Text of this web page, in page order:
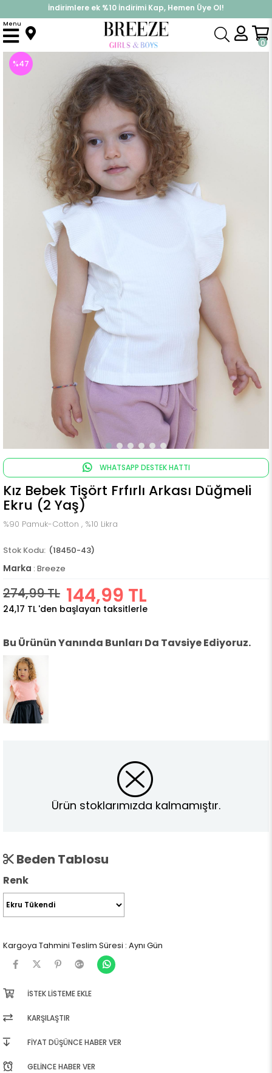
%30 Sepette Yaz İndirimi, Hemen Al!
İndirimlere ek %10 İndirimi Kap, Hemen Üye Ol!
0
Menu
Anasayfa Üst Giyim Tişört
%47
WHATSAPP DESTEK HATTI
Kız Bebek Tişört Frfırlı Arkası Düğmeli
Ekru (2 Yaş)
%90 Pamuk-Cotton , %10 Likra
(18450-43)
Marka : Breeze
274,99 TL 144,99 TL
24,17 TL 'den başlayan taksitlerle
Bu Ürünün Yanında Bunları Da Tavsiye Ediyoruz.
Ürün stoklarımızda kalmamıştır.
Beden Tablosu
Renk
Kargoya Tahmini Teslim Süresi : Aynı Gün
İSTEK LISTEME EKLE
KARŞILAŞTIR
FIYAT DÜŞÜNCE HABER VER
GELINCE HABER VER